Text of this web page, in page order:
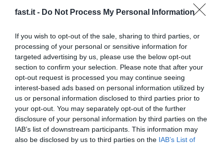
fast.it - Do Not Process My Personal Information
If you wish to opt-out of the sale, sharing to third parties, or
processing of your personal or sensitive information for
targeted advertising by us, please use the below opt-out
section to confirm your selection. Please note that after your
opt-out request is processed you may continue seeing
interest-based ads based on personal information utilized by
us or personal information disclosed to third parties prior to
your opt-out. You may separately opt-out of the further
disclosure of your personal information by third parties on the
IAB’s list of downstream participants. This information may
also be disclosed by us to third parties on the IAB’s List of
"méthode" Bayrou au cœur du premier Conseil des ministres
En rapport
Nouvel an : comment formuler ses «bonnes
résolutions» pour s...
1 année il y a 749
Rupture du frein, «fracture» du pénis,
paraphimosis : que fa...
1 année il y a 582